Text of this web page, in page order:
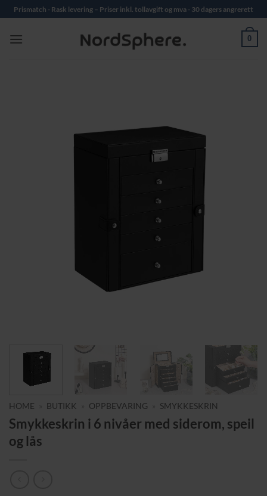
Skip
to
content
Prismatch - Rask levering – Priser inkl. tollavgift og mva - 30 dagers angrerett
0
HOME BUTIKK OPPBEVARING SMYKKESKRIN
Smykkeskrin i 6 nivåer med siderom, speil
og lås